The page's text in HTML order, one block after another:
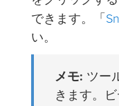
できます。「
い。
メモ: ツー
きます。